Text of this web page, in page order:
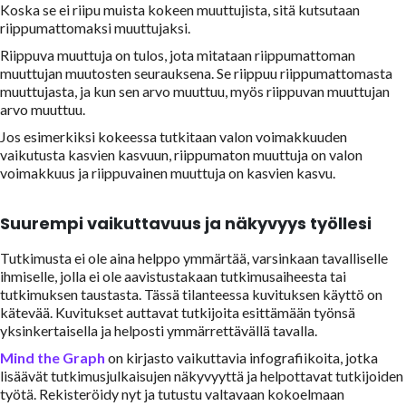
Koska se ei riipu muista kokeen muuttujista, sitä kutsutaan
riippumattomaksi muuttujaksi.
Riippuva muuttuja on tulos, jota mitataan riippumattoman
muuttujan muutosten seurauksena. Se riippuu riippumattomasta
muuttujasta, ja kun sen arvo muuttuu, myös riippuvan muuttujan
arvo muuttuu.
Jos esimerkiksi kokeessa tutkitaan valon voimakkuuden
vaikutusta kasvien kasvuun, riippumaton muuttuja on valon
voimakkuus ja riippuvainen muuttuja on kasvien kasvu.
Suurempi vaikuttavuus ja näkyvyys työllesi
Tutkimusta ei ole aina helppo ymmärtää, varsinkaan tavalliselle
ihmiselle, jolla ei ole aavistustakaan tutkimusaiheesta tai
tutkimuksen taustasta. Tässä tilanteessa kuvituksen käyttö on
kätevää. Kuvitukset auttavat tutkijoita esittämään työnsä
yksinkertaisella ja helposti ymmärrettävällä tavalla.
Mind the Graph on kirjasto vaikuttavia infografiikoita, jotka
lisäävät tutkimusjulkaisujen näkyvyyttä ja helpottavat tutkijoiden
työtä. Rekisteröidy nyt ja tutustu valtavaan kokoelmaan